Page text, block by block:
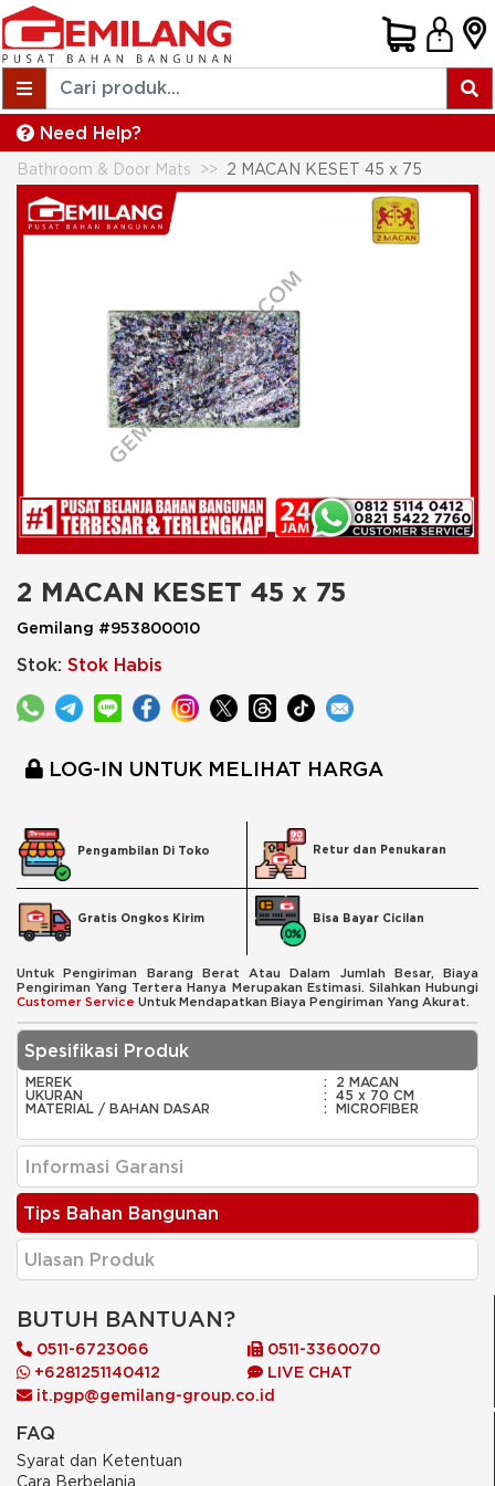
Need Help?
Bathroom & Door Mats 2 MACAN KESET 45 x 75
2 MACAN KESET 45 x 75
Gemilang #953800010
Stok: Stok Habis
LOG-IN UNTUK MELIHAT HARGA
Pengambilan Di Toko Retur dan Penukaran
Gratis Ongkos Kirim Bisa Bayar Cicilan
Untuk Pengiriman Barang Berat Atau Dalam Jumlah Besar, Biaya
Pengiriman Yang Tertera Hanya Merupakan Estimasi. Silahkan Hubungi
Customer Service Untuk Mendapatkan Biaya Pengiriman Yang Akurat.
Spesifikasi Produk
MEREK : 2 MACAN
UKURAN
: 45 x 70 CM
MATERIAL / BAHAN DASAR
: MICROFIBER
Informasi Garansi
Tips Bahan Bangunan
Ulasan Produk
BUTUH BANTUAN?
0511-6723066
0511-3360070
+6281251140412
LIVE CHAT
it.pgp@gemilang-group.co.id
FAQ
Syarat dan Ketentuan
Cara Berbelanja